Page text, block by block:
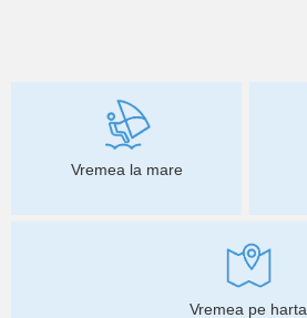
Vremea la mare
Vremea pe harta